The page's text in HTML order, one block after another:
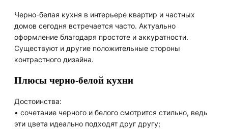
Черно-белая кухня в интерьере квартир и частных
домов сегодня встречается часто. Актуально
оформление благодаря простоте и аккуратности.
Существуют и другие положительные стороны
контрастного дизайна.
Плюсы черно-белой кухни
Достоинства:
• сочетание черного и белого смотрится стильно, ведь
эти цвета идеально подходят друг другу;